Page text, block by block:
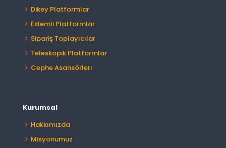
Dikey Platformlar
Eklemli Platformlar
Sipariş Toplayıcılar
Teleskopik Platformlar
Cephe Asansörleri
Kurumsal
Hakkımızda
Misyonumuz